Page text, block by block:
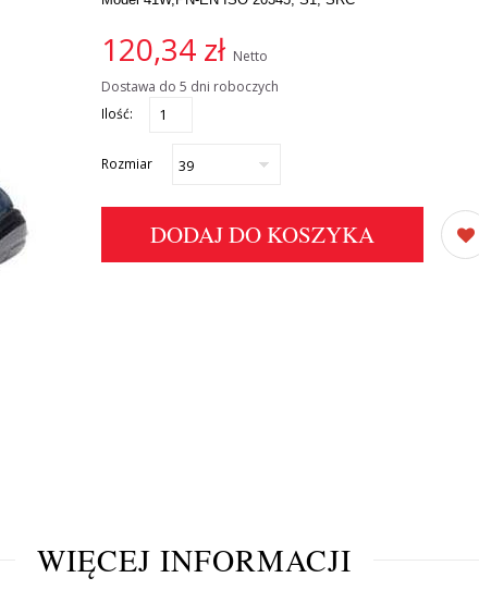
120,34 zł Netto
Dostawa do 5 dni roboczych
Ilość:
Rozmiar
DODAJ DO KOSZYKA
WIĘCEJ INFORMACJI